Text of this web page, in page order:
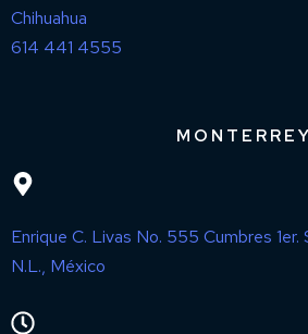
Chihuahua
614 441 4555
MONTERREY
Enrique C. Livas No. 555 Cumbres
N.L., México